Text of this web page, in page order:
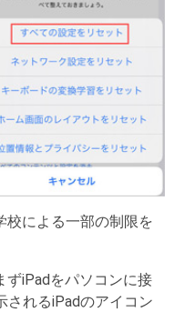
校による一部の制限を
ずiPadをパソコンに接
されるiPadのアイコン